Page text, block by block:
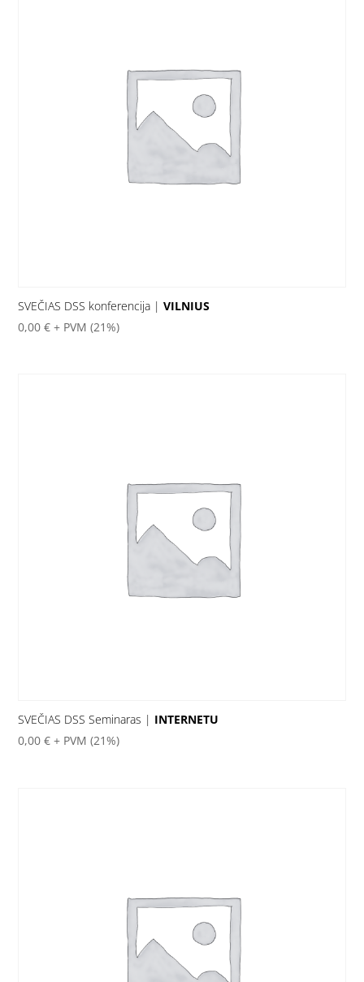
SVEČIAS DSS konferencija | VILNIUS
0,00€ + PVM (21%)
SVEČIAS DSS Seminaras | INTERNETU
0,00€ + PVM (21%)